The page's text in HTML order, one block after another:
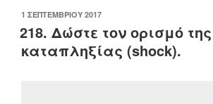
ΔΗΜΟΣΙΕΎΤΗΚΕ
ΣΤΙΣ
1 ΣΕΠΤΕΜΒΡΊΟΥ 2017
218. Δώστε τον ορισμό της
καταπληξίας (shock).